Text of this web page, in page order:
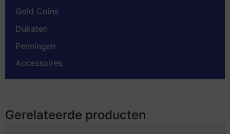
Gold Coins
Dukaten
Penningen
Accessoires
Gerelateerde producten